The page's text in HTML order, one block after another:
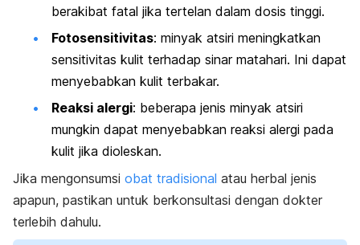
berakibat fatal jika tertelan dalam dosis tinggi.
Fotosensitivitas: minyak atsiri meningkatkan
sensitivitas kulit terhadap sinar matahari. Ini dapat
menyebabkan kulit terbakar.
Reaksi alergi: beberapa jenis minyak atsiri
mungkin dapat menyebabkan reaksi alergi pada
kulit jika dioleskan.
Jika mengonsumsi obat tradisional atau herbal jenis
apapun, pastikan untuk berkonsultasi dengan dokter
terlebih dahulu.